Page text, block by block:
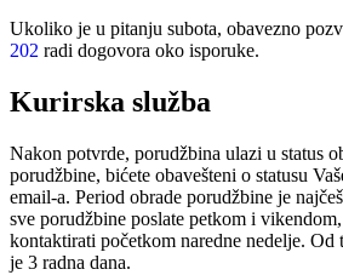
Ukoliko je u pitanju subota, obavezno
202 radi dogovora oko isporuke.
Kurirska služba
Nakon potvrde, porudžbina ulazi u status
porudžbine, bićete obavešteni o statusu
email-a. Period obrade porudžbine je
sve porudžbine poslate petkom i
kontaktirati početkom naredne nedelje.
je 3 radna dana.